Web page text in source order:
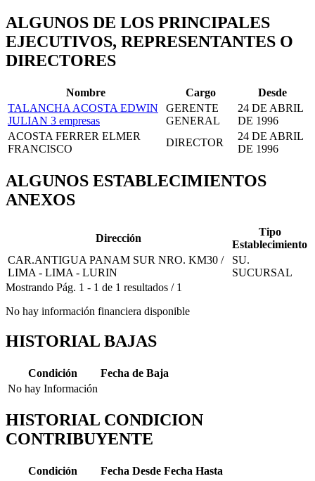
ALGUNOS DE LOS PRINCIPALES
EJECUTIVOS, REPRESENTANTES O
DIRECTORES
Nombre Cargo
Desde
TALANCHA ACOSTA EDWIN
JULIAN 3 empresas
GERENTE
GENERAL
24 DE ABRIL
DE 1996
ACOSTA FERRER ELMER
FRANCISCO
DIRECTOR
24 DE ABRIL
DE 1996
ALGUNOS ESTABLECIMIENTOS
ANEXOS
Dirección
Tipo
Establecimiento
CAR.ANTIGUA PANAM SUR NRO. KM30 /
LIMA - LIMA - LURIN
SU.
SUCURSAL
Mostrando Pág. 1 - 1 de 1 resultados / 1
No hay información financiera disponible
HISTORIAL BAJAS
Condición
Fecha de Baja
No hay Información
HISTORIAL CONDICION
CONTRIBUYENTE
Condición Fecha Desde Fecha Hasta